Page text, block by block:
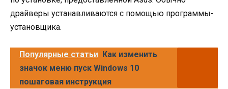
драйверы устанавливаются с помощью программы-
установщика.
Популярные статьи Как изменить
значок меню пуск Windows 10
пошаговая инструкция